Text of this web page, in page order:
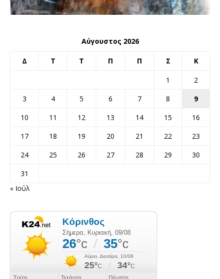
Αύγουστος 2026
Δ Τ Τ Π Π Σ Κ
1
2
3
4 5 6 7 8
9
10
11 12 13 14 15
16
17
18 19 20 21 22
23
24
25 26 27 28 29
30
31
« Ιούλ